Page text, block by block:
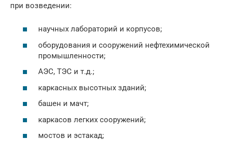
при возведении:
научных лабораторий и корпусов;
оборудования и сооружений нефтехимической
промышленности;
АЭС, ТЭС и т.д.;
каркасных высотных зданий;
башен и мачт;
каркасов легких сооружений;
мостов и эстакад;